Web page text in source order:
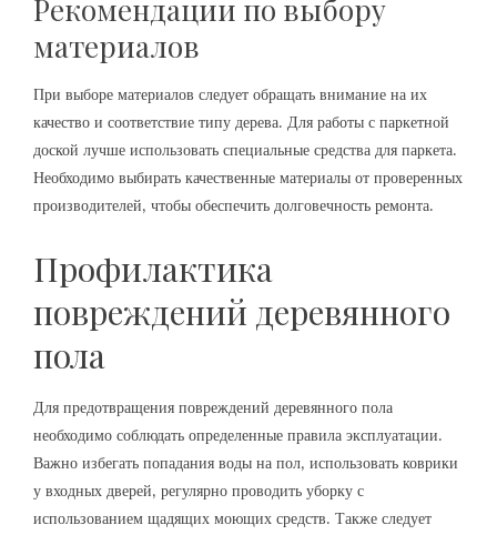
Рекомендации по выбору
материалов
При выборе материалов следует обращать внимание на их
качество и соответствие типу дерева. Для работы с паркетной
доской лучше использовать специальные средства для паркета.
Необходимо выбирать качественные материалы от проверенных
производителей‚ чтобы обеспечить долговечность ремонта.
Профилактика
повреждений деревянного
пола
Для предотвращения повреждений деревянного пола
необходимо соблюдать определенные правила эксплуатации.
Важно избегать попадания воды на пол‚ использовать коврики
у входных дверей‚ регулярно проводить уборку с
использованием щадящих моющих средств. Также следует